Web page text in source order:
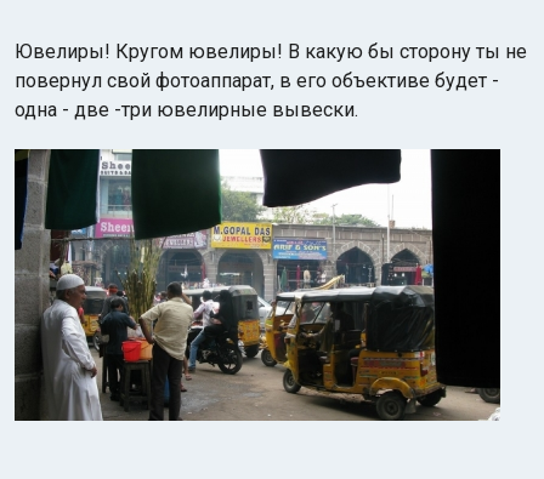
Ювелиры! Кругом ювелиры! В какую бы сторону ты не
повернул свой фотоаппарат, в его объективе будет -
одна - две -три ювелирные вывески.